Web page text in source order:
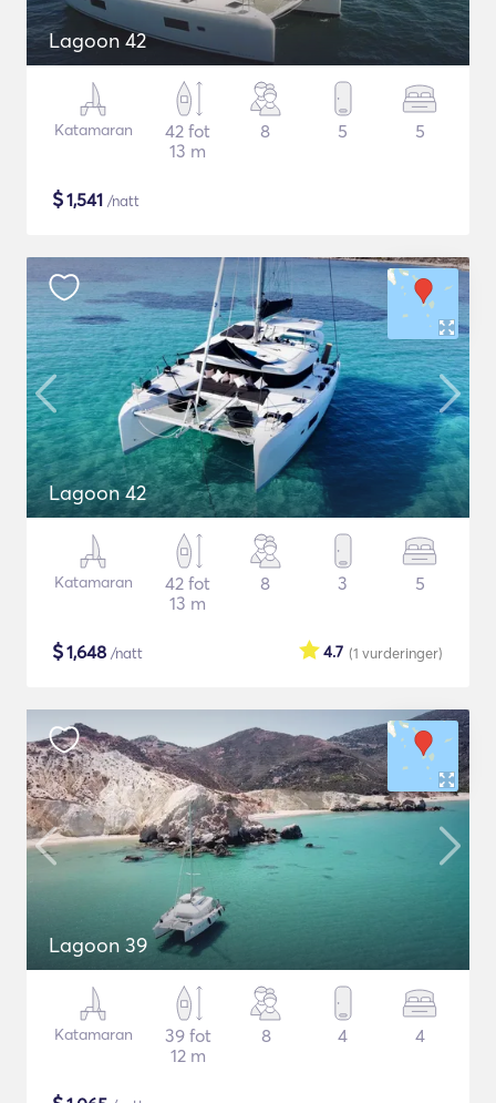
Lagoon 42
Katamaran
42 fot
13 m
8 5 5
$1,541 /natt
Lagoon 42
Katamaran
42 fot
13 m
8 3 5
$1,648 /natt (1 vurderinger)
4.7
Lagoon 39
Katamaran
39 fot
12 m
8 4 4